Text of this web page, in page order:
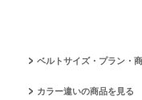
ベルトサイズ・プラン・
カラー違いの商品を見る